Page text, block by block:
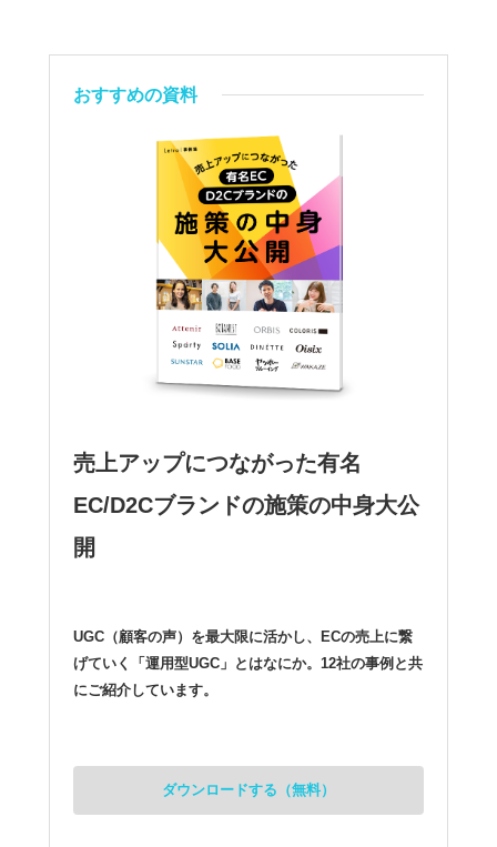
おすすめの資料
売上アップにつながった有名
EC/D2Cブランドの施策の中身大公
開
UGC（顧客の声）を最大限に活かし、ECの売上に繋
げていく「運用型UGC」とはなにか。12社の事例と共
にご紹介しています。
ダウンロードする（無料）